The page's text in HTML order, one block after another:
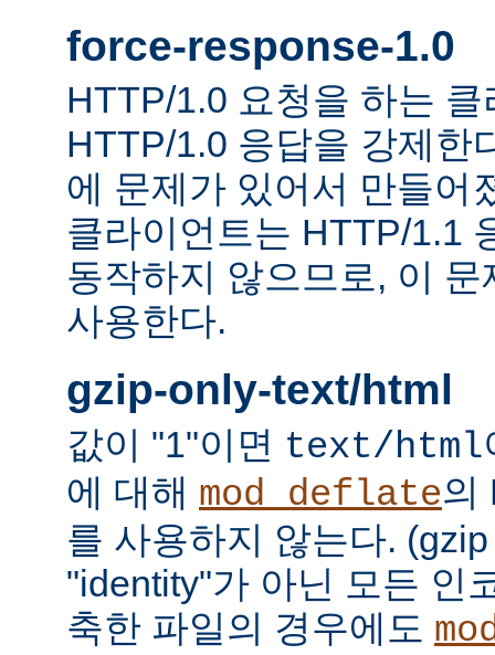
force-response-1.0
HTTP/1.0 요청을 하는
HTTP/1.0 응답을 강제한
에 문제가 있어서 만들어
클라이언트는 HTTP/1.1
동작하지 않으므로, 이
사용한다.
gzip-only-text/html
값이 "1"이면 text/html
에 대해 mod_deflate의
를 사용하지 않는다.
"identity"가 아닌 모든 인
축한 파일의 경우에도